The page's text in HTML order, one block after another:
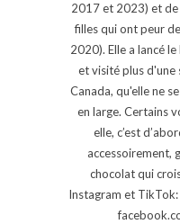
2017 et 2023) et de
filles qui ont peur
2020). Elle a lancé
et visité plus d'une
Canada, qu'elle ne
en large. Certains
elle, c’est
accessoirement,
chocolat qui
Instagram et TikTok: